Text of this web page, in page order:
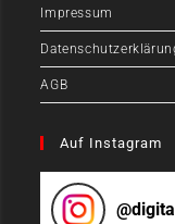
Impressum
AGB
Auf Instagram
@